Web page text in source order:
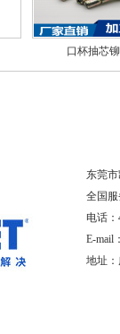
口杯抽芯
东莞
全国
电话：
E-
地址：